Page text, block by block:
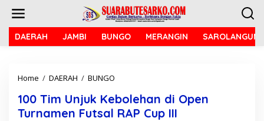
DAERAH JAMBI BUNGO MERANGIN SAROLANGUN
Home / DAERAH / BUNGO
0
T
100 Tim Unjuk Kebolehan di Open
Turnamen Futsal RAP Cup III